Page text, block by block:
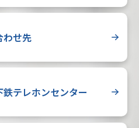
わせ先
テレホンセンター